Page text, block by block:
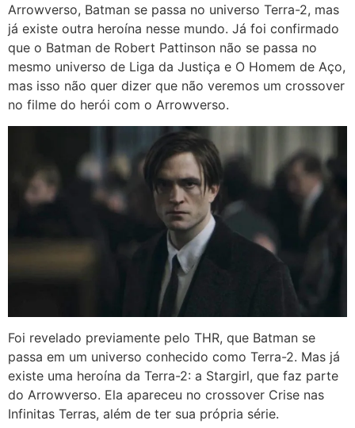
Arrowverso, Batman se passa no universo Terra-2, mas
já existe outra heroína nesse mundo. Já foi confirmado
que o Batman de Robert Pattinson não se passa no
mesmo universo de Liga da Justiça e O Homem de Aço,
mas isso não quer dizer que não veremos um crossover
no filme do herói com o Arrowverso.
Foi revelado previamente pelo THR, que Batman se
passa em um universo conhecido como Terra-2. Mas já
existe uma heroína da Terra-2: a Stargirl, que faz parte
do Arrowverso. Ela apareceu no crossover Crise nas
Infinitas Terras, além de ter sua própria série.